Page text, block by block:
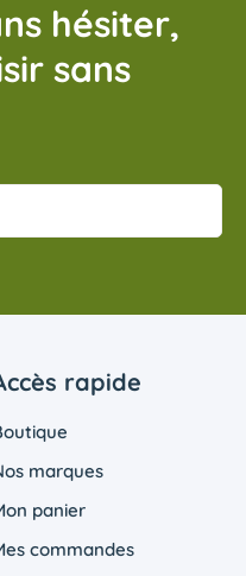
hésiter,
sans
rapide
marques
panier
commandes